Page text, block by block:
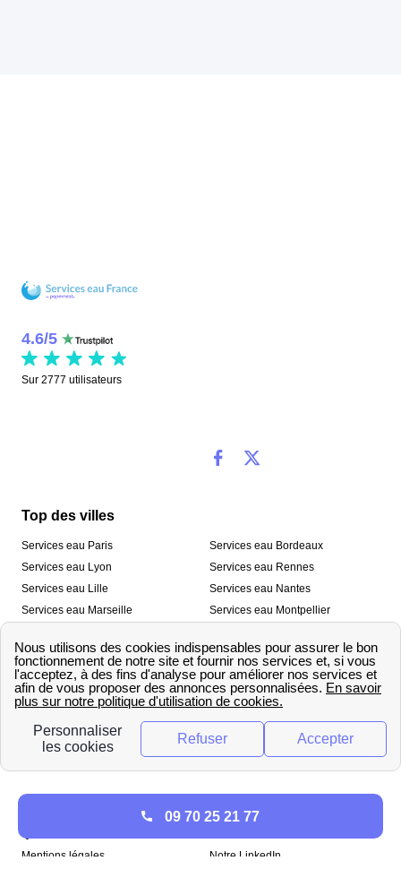
4.6/5
Sur 2777 utilisateurs
Top des villes
Services eau Paris
Services eau Lyon
Services eau Lille
Services eau Marseille
Services eau Toulon
Services eau Bordeaux
Services eau Rennes
Services eau Nantes
Services eau Montpellier
Services eau Strasbourg
Nos outils
🛁 Simulateur consommation eau
💧 Comparer les fournisseurs
d’eau
Qui sommes-nous ?
Mentions légales
Notre LinkedIn
09 70 25 21 77